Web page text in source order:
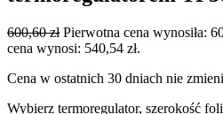
600,60zł Pierwotna cena wynosiła:
cena wynosi: 540,54 zł.
Cena w ostatnich 30 dniach nie
Wybierz termoregulator, szerokość